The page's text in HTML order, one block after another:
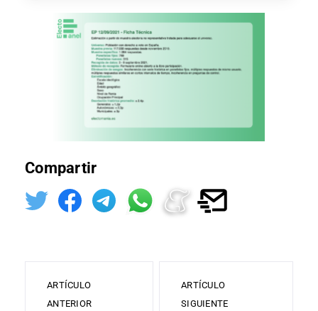
Compartir
ARTÍCULO
ANTERIOR
ARTÍCULO
SIGUIENTE